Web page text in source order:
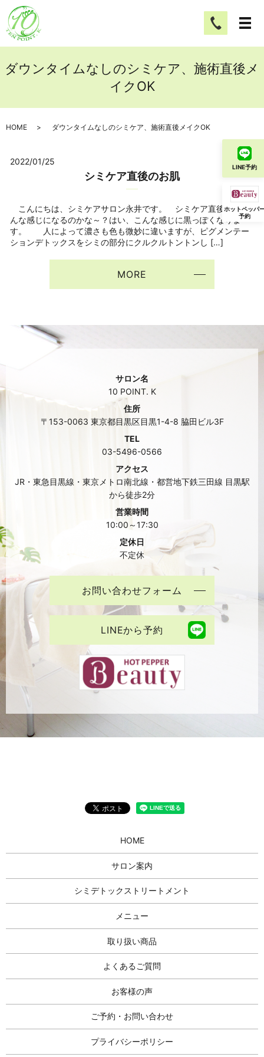
LINE予約
ホットペッパ
予約
ダウンタイムなしのシミケア、施術直後メ
イクOK
HOME ダウンタイムなしのシミケア、施術直後メイクOK
2022/01/25
シミケア直後のお肌
こんにちは、シミケアサロン永井です。 シミケア直後ってど
んな感じになるのかな～？はい、こんな感じに黒っぽくなりま
す。 人によって濃さも色も微妙に違いますが、ピグメンテー
ションデトックスをシミの部分にクルクルトントンし […]
MORE
サロン名
10 POINT. K
住所
〒153-0063 東京都目黒区目黒1-4-8 脇田ビル3F
TEL
03-5496-0566
アクセス
JR・東急目黒線・東京メトロ南北線・都営地下鉄三田線 目黒駅
から徒歩2分
営業時間
10:00～17:30
定休日
不定休
お問い合わせフォーム
LINEから予約
HOME
サロン案内
シミデトックストリートメント
メニュー
取り扱い商品
よくあるご質問
お客様の声
ご予約・お問い合わせ
プライバシーポリシー